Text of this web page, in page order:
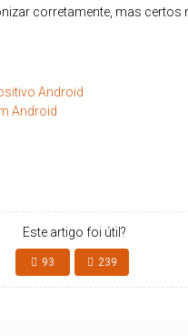
corretamente, mas
Android
Android
Este artigo foi útil?
93 239